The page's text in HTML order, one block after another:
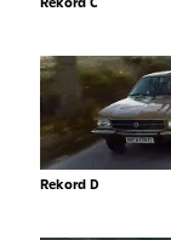
Rekord D